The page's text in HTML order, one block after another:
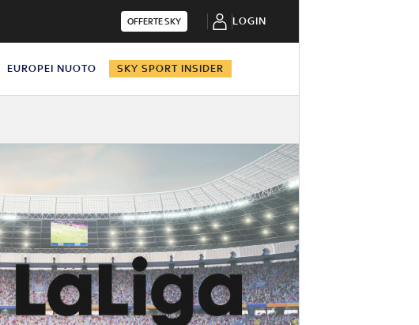
OFFERTE SKY LOGIN
EUROPEI NUOTO SKY SPORT INSIDER